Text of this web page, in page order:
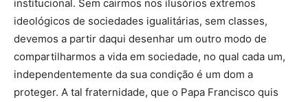
institucional. Sem cairmos nos ilusórios extremos
ideológicos de sociedades igualitárias, sem classes,
devemos a partir daqui desenhar um outro modo de
compartilharmos a vida em sociedade, no qual cada um,
independentemente da sua condição é um dom a
proteger. A tal fraternidade, que o Papa Francisco quis